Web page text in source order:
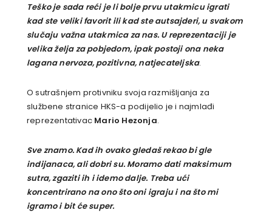
Teško je sada reći je li bolje prvu utakmicu igrati
kad ste veliki favorit ili kad ste autsajderi, u svakom
slučaju važna utakmica za nas. U reprezentaciji je
velika želja za pobjedom, ipak postoji ona neka
lagana nervoza, pozitivna, natjecateljska.
O sutrašnjem protivniku svoja razmišljanja za
službene stranice HKS-a podijelio je i najmlađi
reprezentativac Mario Hezonja.
Sve znamo. Kad ih ovako gledaš rekao bi gle
indijanaca, ali dobri su. Moramo dati maksimum
sutra, zgaziti ih i idemo dalje. Treba ući
koncentrirano na ono što oni igraju i na što mi
igramo i bit će super.